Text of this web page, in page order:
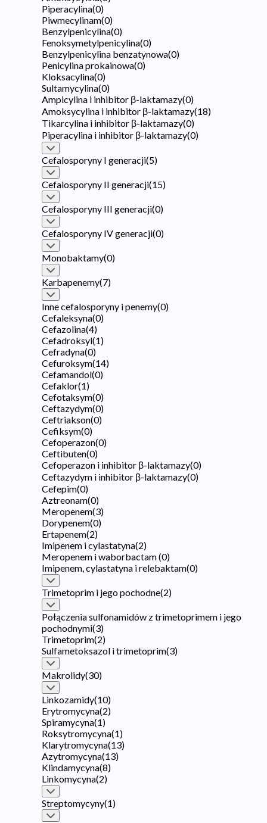
Piperacylina(0)
Piwmecylinam(0)
Benzylpenicylina(0)
Fenoksymetylpenicylina(0)
Benzylpenicylina benzatynowa(0)
Penicylina prokainowa(0)
Kloksacylina(0)
Sultamycylina(0)
Ampicylina i inhibitor β-laktamazy(0)
Amoksycylina i inhibitor β-laktamazy(18)
Tikarcylina i inhibitor β-laktamazy(0)
Piperacylina i inhibitor β-laktamazy(0)
Cefalosporyny I generacji(5)
Cefalosporyny II generacji(15)
Cefalosporyny III generacji(0)
Cefalosporyny IV generacji(0)
Monobaktamy(0)
Karbapenemy(7)
Inne cefalosporyny i penemy(0)
Cefaleksyna(0)
Cefazolina(4)
Cefadroksyl(1)
Cefradyna(0)
Cefuroksym(14)
Cefamandol(0)
Cefaklor(1)
Cefotaksym(0)
Ceftazydym(0)
Ceftriakson(0)
Cefiksym(0)
Cefoperazon(0)
Ceftibuten(0)
Cefoperazon i inhibitor β-laktamazy(0)
Ceftazydym i inhibitor β-laktamazy(0)
Cefepim(0)
Aztreonam(0)
Meropenem(3)
Dorypenem(0)
Ertapenem(2)
Imipenem i cylastatyna(2)
Meropenem i waborbactam(0)
Imipenem, cylastatyna i relebaktam(0)
Trimetoprim i jego pochodne(2)
Połączenia sulfonamidów z trimetoprimem i jego
pochodnymi(3)
Trimetoprim(2)
Sulfametoksazol i trimetoprim(3)
Makrolidy(30)
Linkozamidy(10)
Erytromycyna(2)
Spiramycyna(1)
Roksytromycyna(1)
Klarytromycyna(13)
Azytromycyna(13)
Klindamycyna(8)
Linkomycyna(2)
Streptomycyny(1)